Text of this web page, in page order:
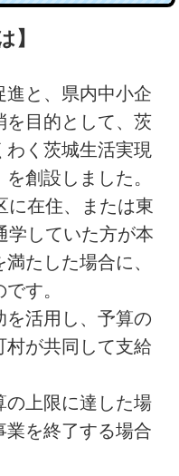
】
進と、県内中小企
を目的として、茨
わく茨城生活実現
創設しました。
在住、または東
学していた方が本
たした場合に、
す。
活用し、予算の
村が共同して支給
上限に達した場
業を終了する場合